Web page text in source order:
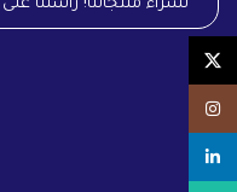
لشراء منتجاتنا! راسلنا